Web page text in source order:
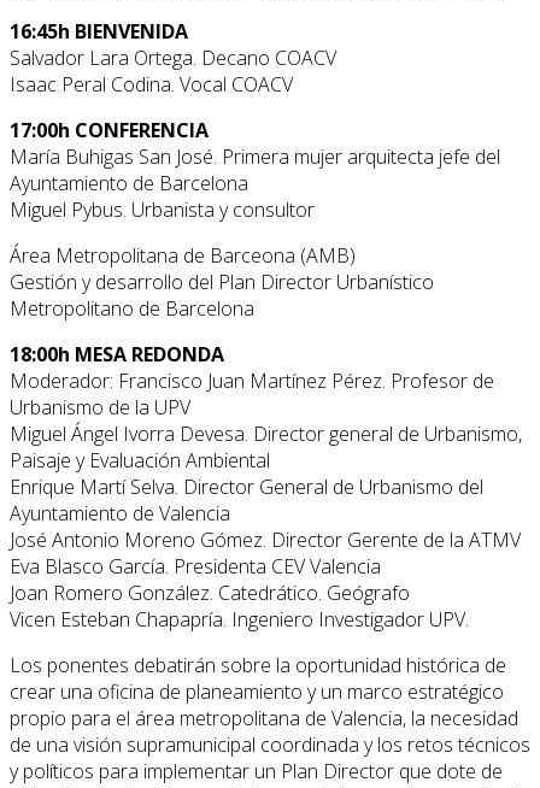
16:45h BIENVENIDA
Salvador Lara Ortega. Decano COACV
Isaac Peral Codina. Vocal COACV
17:00h CONFERENCIA
María Buhigas San José. Primera mujer arquitecta jefe del
Ayuntamiento de Barcelona
Miguel Pybus. Urbanista y consultor
Área Metropolitana de Barceona (AMB)
Gestión y desarrollo del Plan Director Urbanístico
Metropolitano de Barcelona
18:00h MESA REDONDA
Moderador: Francisco Juan Martínez Pérez. Profesor de
Urbanismo de la UPV
Miguel Ángel Ivorra Devesa. Director general de Urbanismo,
Paisaje y Evaluación Ambiental
Enrique Martí Selva. Director General de Urbanismo del
Ayuntamiento de Valencia
José Antonio Moreno Gómez. Director Gerente de la ATMV
Eva Blasco García. Presidenta CEV Valencia
Joan Romero González. Catedrático. Geógrafo
Vicen Esteban Chapapría. Ingeniero Investigador UPV.
Los ponentes debatirán sobre la oportunidad histórica de
crear una oficina de planeamiento y un marco estratégico
propio para el área metropolitana de Valencia, la necesidad
de una visión supramunicipal coordinada y los retos técnicos
y políticos para implementar un Plan Director que dote de